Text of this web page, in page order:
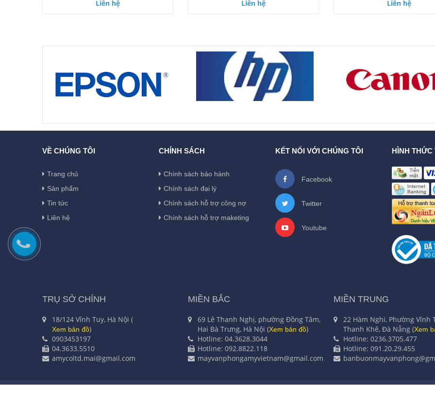
Liên hệ Liên hệ Liên hệ
VỀ CHÚNG TÔI
Trang chủ
Sản phẩm
Tin tức
Liên hệ
CHÍNH SÁCH
Chính sách bảo hành
Chính sách đại lý
Chính sách hỗ trợ công nợ
Chính sách hỗ trợ maketing
KẾT NỐI VỚI CHÚNG TÔI
Facebook
Twitter
Youtube
HÌNH
TRỤ SỞ CHÍNH
18/124 Vĩnh Tuy, Hà Nội (
Xem bản đồ)
0903453197
04.3633.5510
amycoltd.mai@gmail.com
MIỀN BẮC
69 Lê Thanh Nghị, phường Đồng Tâm,
Hai Bà Trưng, Hà Nội (Xem bản đồ)
Hotline: 04.3628.3044
Hotline: 092.8822.118
mayvanphongamyvietnam@gmail.com
MIỀN TRUNG
22 Hàm Nghi, Phường Vĩnh
Thanh Khê, Đà Nẵng (Xem
Hotline: 0236.3705.477
Hotline: 091.20.29.455